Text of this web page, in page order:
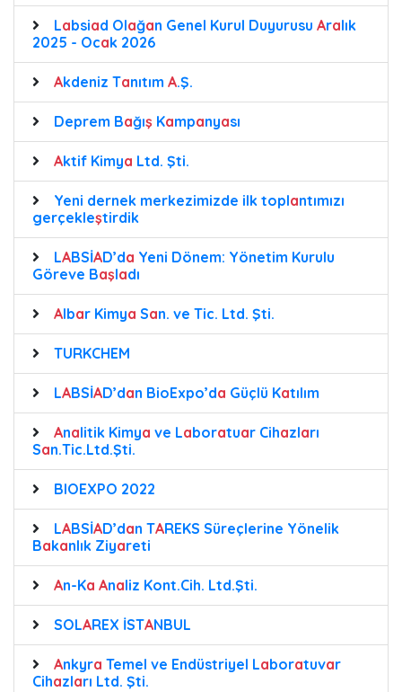
Labsiad Olağan Genel Kurul Duyurusu Aralık
2025 - Ocak 2026
Akdeniz Tanıtım A.Ş.
Deprem Bağış Kampanyası
Aktif Kimya Ltd. Şti.
Yeni dernek merkezimizde ilk toplantımızı
gerçekleştirdik
LABSİAD’da Yeni Dönem: Yönetim Kurulu
Göreve Başladı
Albar Kimya San. ve Tic. Ltd. Şti.
TURKCHEM
LABSİAD’dan BioExpo’da Güçlü Katılım
Analitik Kimya ve Laboratuar Cihazları
San.Tic.Ltd.Şti.
BIOEXPO 2022
LABSİAD’dan TAREKS Süreçlerine Yönelik
Bakanlık Ziyareti
An-Ka Analiz Kont.Cih. Ltd.Şti.
SOLAREX İSTANBUL
Ankyra Temel ve Endüstriyel Laboratuvar
Cihazları Ltd. Şti.